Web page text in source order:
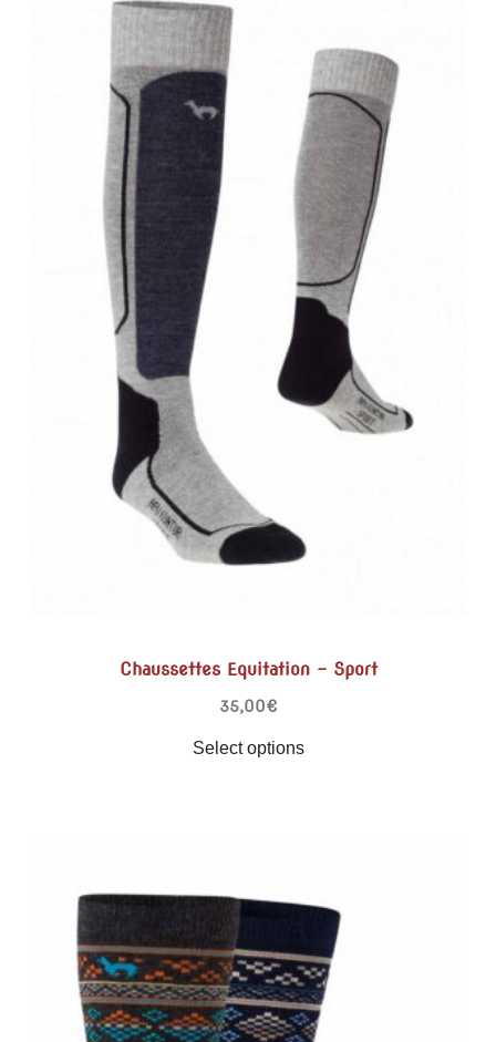
Chaussettes Equitation – Sport
35,00€
Select options